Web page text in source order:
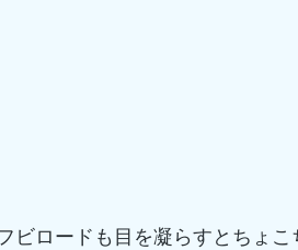
ビロードも目を凝らすとちょ